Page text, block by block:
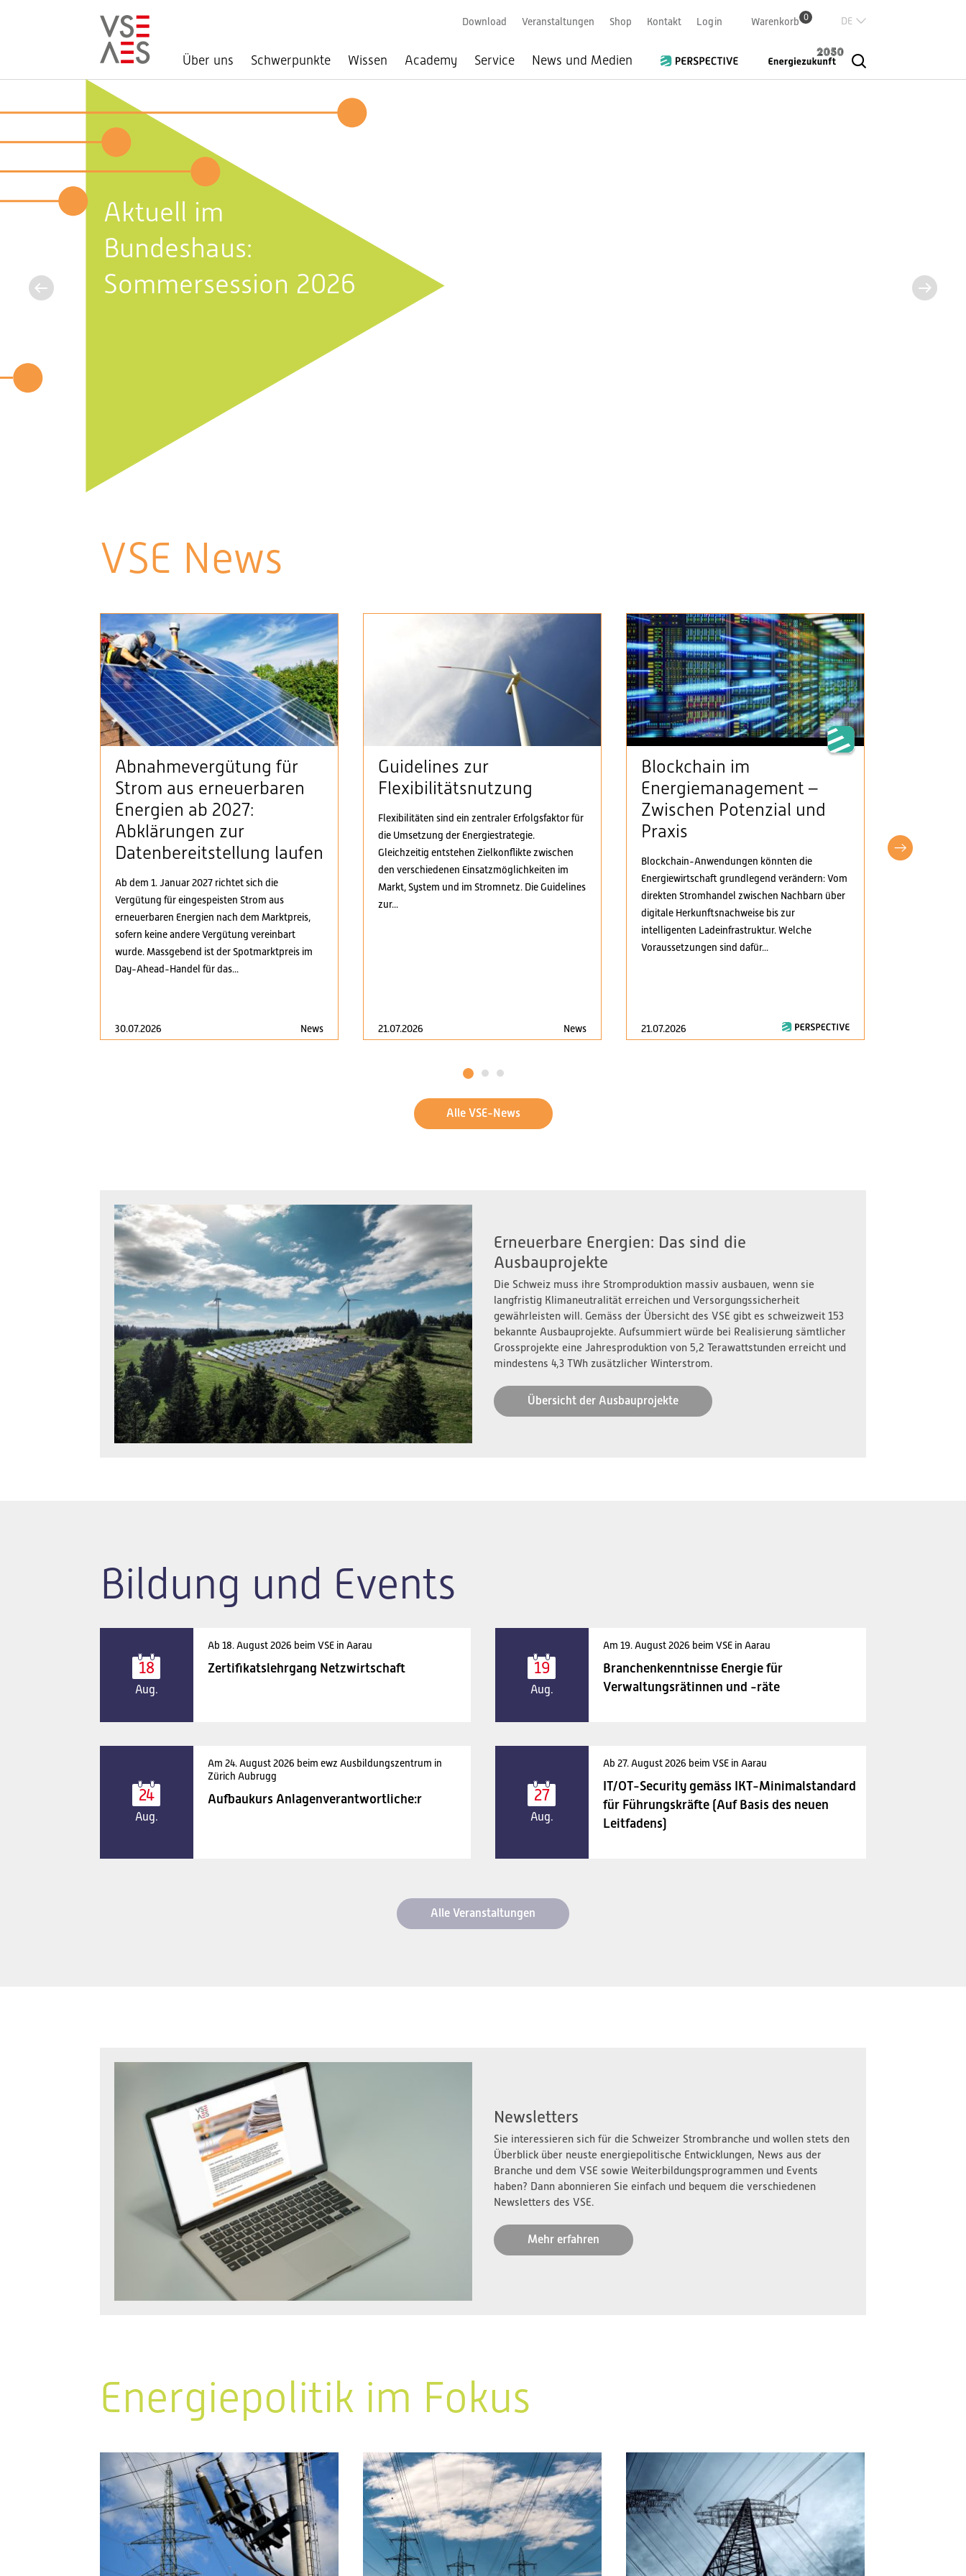
Inhalt
Über uns Schwerpunkte Wissen Academy Service News und Medien
Download Veranstaltungen Shop Kontakt Login Warenkorb 0
Aktuell im
Bundeshaus:
Sommersession 2026
VSE News
Abnahmevergütung für
Strom aus erneuerbaren
Energien ab 2027:
Abklärungen zur
Datenbereitstellung laufen
Ab dem 1. Januar 2027 richtet sich die
Vergütung für eingespeisten Strom aus
erneuerbaren Energien nach dem Marktpreis,
sofern keine andere Vergütung vereinbart
wurde. Massgebend ist der Spotmarktpreis im
Day-Ahead-Handel für das...
30.07.2026 News
Guidelines zur
Flexibilitätsnutzung
Flexibilitäten sind ein zentraler Erfolgsfaktor für
die Umsetzung der Energiestrategie.
Gleichzeitig entstehen Zielkonflikte zwischen
den verschiedenen Einsatzmöglichkeiten im
Markt, System und im Stromnetz. Die Guidelines
zur...
21.07.2026 News
Blockchain im
Energiemanagement –
Zwischen Potenzial und
Praxis
Blockchain-Anwendungen könnten die
Energiewirtschaft grundlegend verändern: Vom
direkten Stromhandel zwischen Nachbarn über
digitale Herkunftsnachweise bis zur
intelligenten Ladeinfrastruktur. Welche
Voraussetzungen sind dafür...
21.07.2026
fordert
1 2 3
Alle VSE-News
Erneuerbare Energien: Das sind die
Ausbauprojekte
Die Schweiz muss ihre Stromproduktion massiv ausbauen, wenn sie
langfristig Klimaneutralität erreichen und Versorgungssicherheit
gewährleisten will. Gemäss der Übersicht des VSE gibt es schweizweit 153
bekannte Ausbauprojekte. Aufsummiert würde bei Realisierung sämtlicher
Grossprojekte eine Jahresproduktion von 5,2 Terawattstunden erreicht und
mindestens 4,3 TWh zusätzlicher Winterstrom.
Übersicht der Ausbauprojekte
Bildung und Events
18
Aug.
Ab 18. August 2026 beim VSE in Aarau
Zertifikatslehrgang Netzwirtschaft 19
Aug.
Am 19. August 2026 beim VSE in Aarau
Branchenkenntnisse Energie für
Verwaltungsrätinnen und -räte
24
Aug.
Am 24. August 2026 beim ewz Ausbildungszentrum in
Zürich Aubrugg
Aufbaukurs Anlagenverantwortliche:r 27
Aug.
Ab 27. August 2026 beim VSE in Aarau
IT/OT-Security gemäss IKT-Minimalstandard
für Führungskräfte (Auf Basis des neuen
Leitfadens)
Alle Veranstaltungen
Newsletters
Sie interessieren sich für die Schweizer Strombranche und wollen stets den
Überblick über neuste energiepolitische Entwicklungen, News aus der
Branche und dem VSE sowie Weiterbildungsprogrammen und Events
haben? Dann abonnieren Sie einfach und bequem die verschiedenen
Newsletters des VSE.
Mehr erfahren
Energiepolitik im Fokus